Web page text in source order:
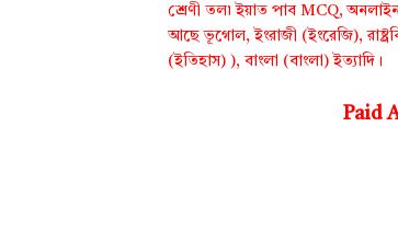
শ্ৰেণী তল৷ ইয়াত পাব MCQ,
আছে ভূগোল, ইংরাজী (ইংরেজি),
(ইতিহাস) ), বাংলা (বাংলা) ইত্যাদি।
Paid